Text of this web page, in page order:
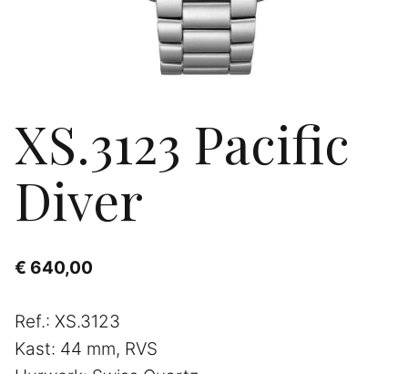
XS.3123 Pacific
Diver
€ 640,00
Ref.: XS.3123
Kast: 44 mm, RVS